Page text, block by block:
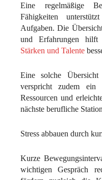
Eine regelmäßige
Fähigkeiten
Aufgaben. Die
und Erfahrungen hilft
Stärken und Talente
Eine solche
verspricht zudem ein
Ressourcen und
nächste berufliche
Stress abbauen durch
Kurze
wichtigen Gespräch